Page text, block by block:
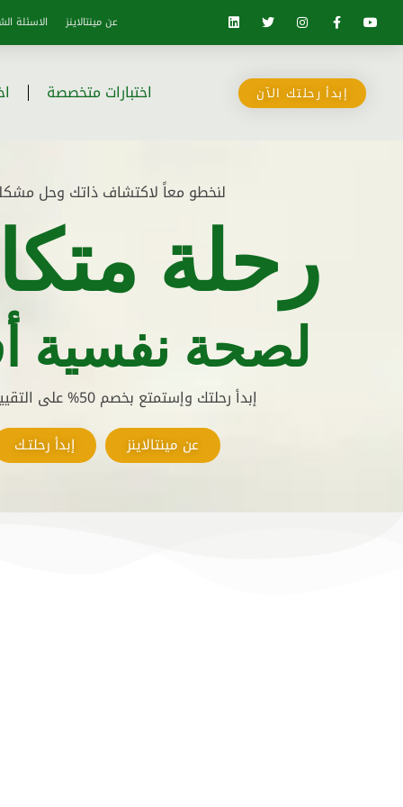
عن مينتالاينز الاسئلة
إبدأ رحلتك الآن اختبارات متخصصة
لنخطو معاً لاكتشاف ذاتك وحل
رحلة
لصحة نفسية
إبدأ رحلتك وإستمتع بخصم 50% على التقييم الأولي
عن مينتالاينز إبدأ رحلتـك